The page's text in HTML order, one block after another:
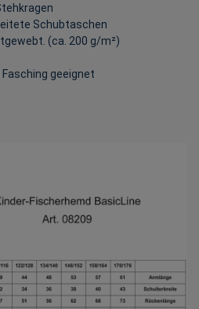
Schubtaschen
(ca. 200 g/m²)
geeignet